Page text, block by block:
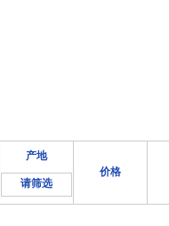
产地
请筛选
价格